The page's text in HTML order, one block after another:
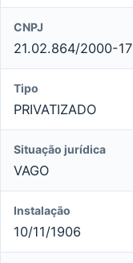
CNPJ
21.02.864/2000-17
Tipo
PRIVATIZADO
Situação jurídica
VAGO
Instalação
10/11/1906